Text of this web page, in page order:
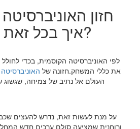
חזון
איך בכל זאת יוצרים שינוי?
לפי האוניברסיטה הקוסמית, בכדי
את כללי המשחק.חזונה של
העולם אל נתיב של צמיחה, שגשוג
על מנת לעשות זאת, נדרש להעצים
ורוחנית שמציעה סולם ערכים חדש